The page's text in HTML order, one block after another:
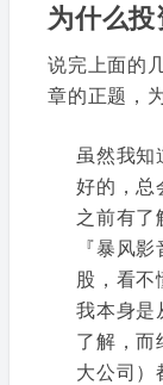
为什么投
说完上面的
章的正题，
虽然我知
好的，总
之前有了
『暴风
股，看不
我本身是
了解，而
大公司）